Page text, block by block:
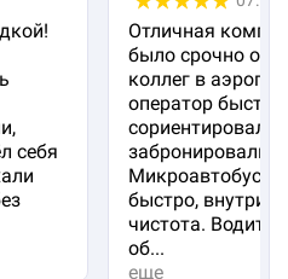
себя
Отличная
было срочно
коллег в
оператор быстро
сориентировал и
забронировали
Микроавтобус
быстро, внутри
чистота.
об...
еще